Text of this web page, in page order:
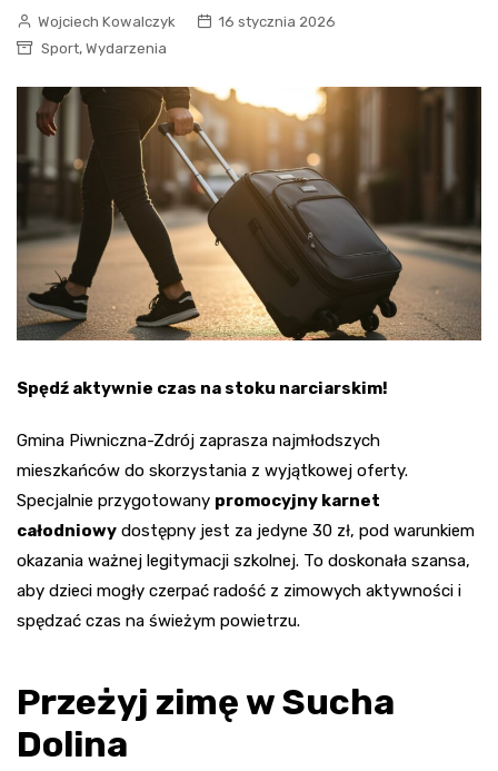
Wojciech Kowalczyk
16 stycznia 2026
Sport, Wydarzenia
Spędź aktywnie czas na stoku narciarskim!
Gmina Piwniczna-Zdrój zaprasza najmłodszych
mieszkańców do skorzystania z wyjątkowej oferty.
Specjalnie przygotowany promocyjny karnet
całodniowy dostępny jest za jedyne 30 zł, pod warunkiem
okazania ważnej legitymacji szkolnej. To doskonała szansa,
aby dzieci mogły czerpać radość z zimowych aktywności i
spędzać czas na świeżym powietrzu.
Przeżyj zimę w Sucha
Dolina